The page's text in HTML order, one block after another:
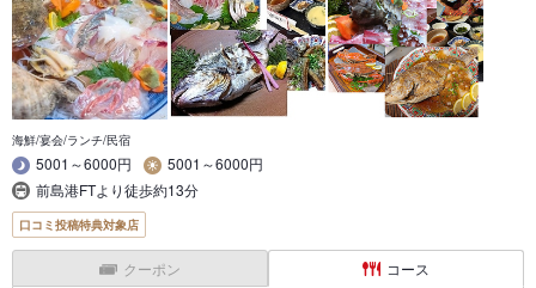
海鮮/宴会/ランチ/民宿
5001～6000円
5001～6000円
前島港FTより徒歩約13分
口コミ投稿特典対象店
クーポン コース